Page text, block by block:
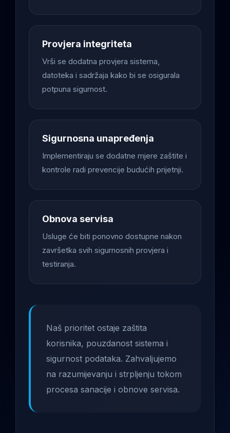
Provjera integriteta
Vrši se dodatna provjera sistema,
datoteka i sadržaja kako bi se osigurala
potpuna sigurnost.
Sigurnosna unapređenja
Implementiraju se dodatne mjere zaštite i
kontrole radi prevencije budućih prijetnji.
Obnova servisa
Usluge će biti ponovno dostupne nakon
završetka svih sigurnosnih provjera i
testiranja.
Naš prioritet ostaje zaštita
korisnika, pouzdanost sistema i
sigurnost podataka. Zahvaljujemo
na razumijevanju i strpljenju tokom
procesa sanacije i obnove servisa.